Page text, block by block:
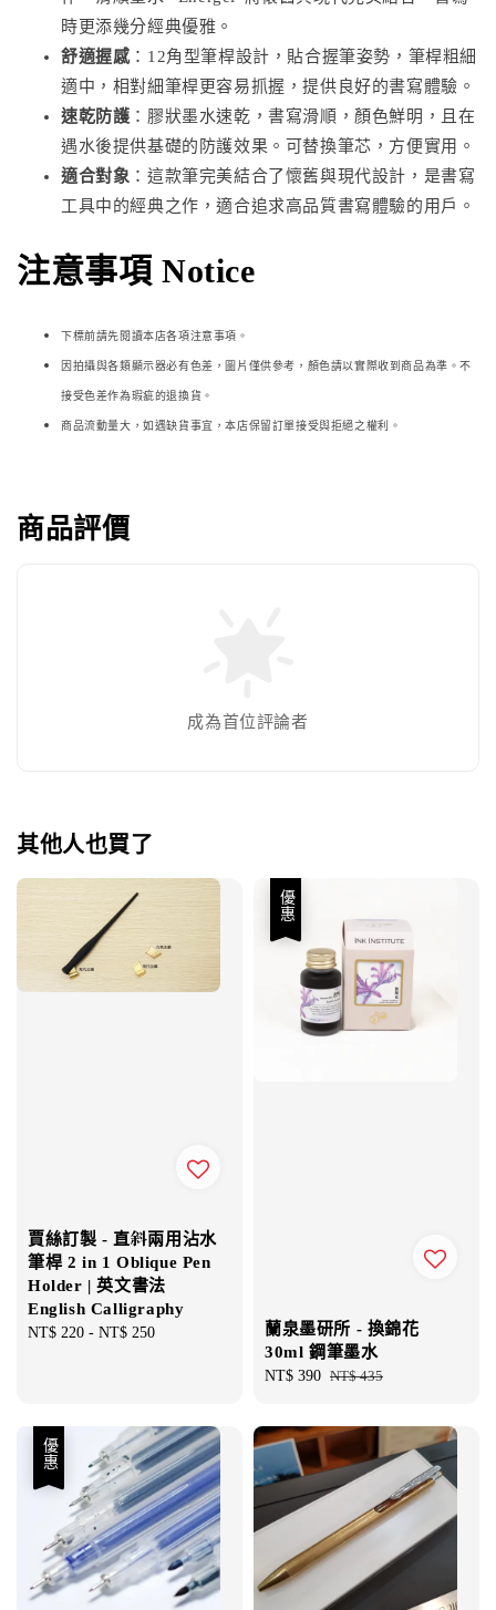
時更添幾分經典優雅。
舒適握感：12角型筆桿設計，貼合握筆姿勢，筆桿粗細
適中，相對細筆桿更容易抓握，提供良好的書寫體驗。
速乾防護 ：膠狀墨水速乾，書寫滑順，顏色鮮明，且在
遇水後提供基礎的防護效果。可替換筆芯，方便實用。
適合對象 ：這款筆完美結合了懷舊與現代設計，是書寫
工具中的經典之作，適合追求高品質書寫體驗的用戶。
注意事項 Notice
下標前請先閱讀本店各項注意事項。
因拍攝與各類顯示器必有色差，圖片僅供參考，顏色請以實際收到商品為準。不
接受色差作為瑕疵的退換貨。
商品流動量大，如遇缺貨事宜，本店保留訂單接受與拒絕之權利。
商品評價
成為首位評論者
其他人也買了
賈絲訂製 - 直斜兩用沾水
筆桿 2 in 1 Oblique Pen
Holder | 英文書法
English Calligraphy
Regular
NT$ 220 - NT$ 250
優惠
蘭泉墨研所 - 換錦花
30ml 鋼筆墨水
Sale
NT$ 390 Regular
NT$ 435
優惠